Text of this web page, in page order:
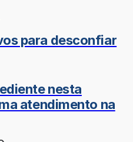
para desconfiar
nesta
atendimento na